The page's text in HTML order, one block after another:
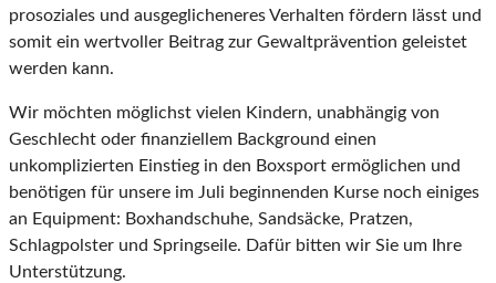
prosoziales und ausgeglicheneres Verhalten fördern lässt und
somit ein wertvoller Beitrag zur Gewaltprävention geleistet
werden kann.
Wir möchten möglichst vielen Kindern, unabhängig von
Geschlecht oder finanziellem Background einen
unkomplizierten Einstieg in den Boxsport ermöglichen und
benötigen für unsere im Juli beginnenden Kurse noch einiges
an Equipment: Boxhandschuhe, Sandsäcke, Pratzen,
Schlagpolster und Springseile. Dafür bitten wir Sie um Ihre
Unterstützung.